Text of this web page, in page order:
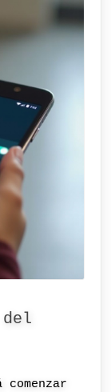
del